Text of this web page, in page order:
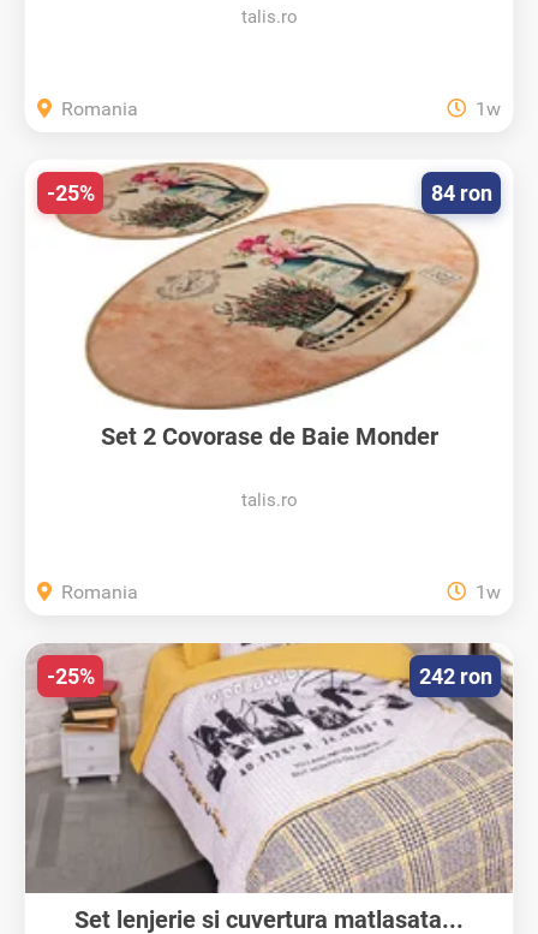
talis.ro
Romania 1w
Set 2 Covorase de Baie Monder
talis.ro
84 ron
-25%
Romania 1w
Set lenjerie si cuvertura matlasata...
242 ron
-25%